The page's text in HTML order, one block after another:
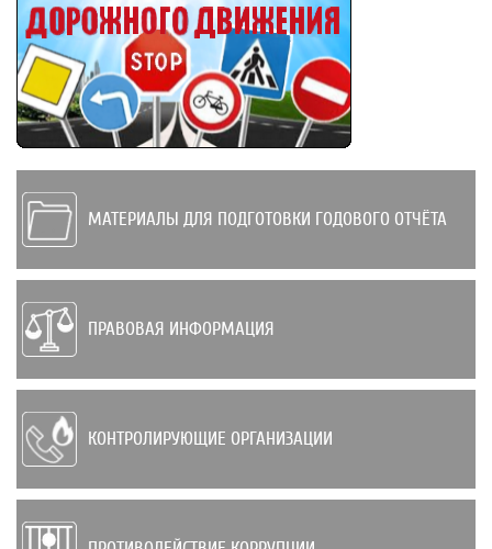
МАТЕРИАЛЫ ДЛЯ ПОДГОТОВКИ ГОДОВОГО ОТЧЁТА
ПРАВОВАЯ ИНФОРМАЦИЯ
КОНТРОЛИРУЮЩИЕ ОРГАНИЗАЦИИ